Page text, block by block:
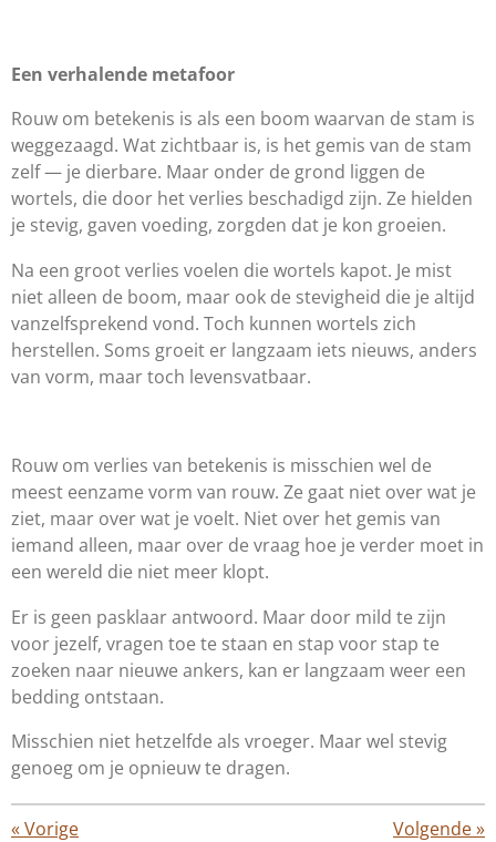
Een verhalende metafoor
Rouw om betekenis is als een boom waarvan de stam is
weggezaagd. Wat zichtbaar is, is het gemis van de stam
zelf — je dierbare. Maar onder de grond liggen de
wortels, die door het verlies beschadigd zijn. Ze hielden
je stevig, gaven voeding, zorgden dat je kon groeien.
Na een groot verlies voelen die wortels kapot. Je mist
niet alleen de boom, maar ook de stevigheid die je altijd
vanzelfsprekend vond. Toch kunnen wortels zich
herstellen. Soms groeit er langzaam iets nieuws, anders
van vorm, maar toch levensvatbaar.
Rouw om verlies van betekenis is misschien wel de
meest eenzame vorm van rouw. Ze gaat niet over wat je
ziet, maar over wat je voelt. Niet over het gemis van
iemand alleen, maar over de vraag hoe je verder moet in
een wereld die niet meer klopt.
Er is geen pasklaar antwoord. Maar door mild te zijn
voor jezelf, vragen toe te staan en stap voor stap te
zoeken naar nieuwe ankers, kan er langzaam weer een
bedding ontstaan.
Misschien niet hetzelfde als vroeger. Maar wel stevig
genoeg om je opnieuw te dragen.
«Vorige Volgende»